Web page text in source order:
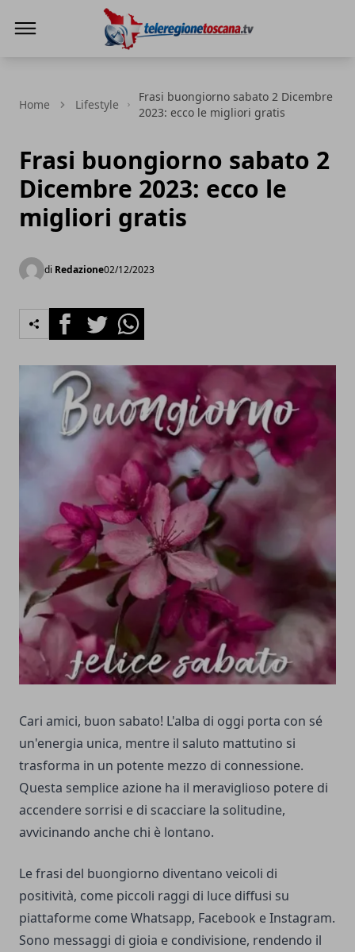
Home Lifestyle
Frasi buongiorno sabato 2 Dicembre
2023: ecco le migliori gratis
Frasi buongiorno sabato 2
Dicembre 2023: ecco le
migliori gratis
di Redazione02/12/2023
FacebookTwitterWhatsapp
Cari amici, buon sabato! L'alba di oggi porta con sé
un'energia unica, mentre il saluto mattutino si
trasforma in un potente mezzo di connessione.
Questa semplice azione ha il meraviglioso potere di
accendere sorrisi e di scacciare la solitudine,
avvicinando anche chi è lontano.
Le frasi del buongiorno diventano veicoli di
positività, come piccoli raggi di luce diffusi su
piattaforme come Whatsapp, Facebook e Instagram.
Sono messaggi di gioia e condivisione, rendendo il